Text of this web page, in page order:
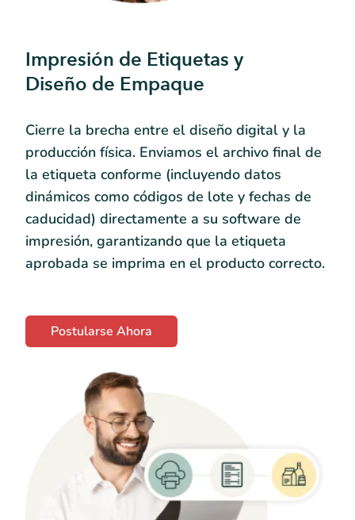
Impresión de Etiquetas y
Diseño de Empaque
Cierre la brecha entre el diseño digital y la
producción física. Enviamos el archivo final de
la etiqueta conforme (incluyendo datos
dinámicos como códigos de lote y fechas de
caducidad) directamente a su software de
impresión, garantizando que la etiqueta
aprobada se imprima en el producto correcto.
Postularse Ahora